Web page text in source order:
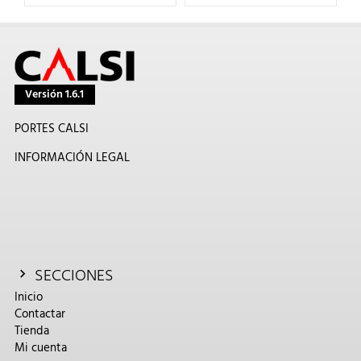
Versión 1.6.1
PORTES CALSI
INFORMACIÓN LEGAL
SECCIONES
Inicio
Contactar
Tienda
Mi cuenta